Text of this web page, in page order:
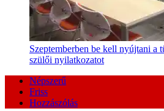
Szeptemberben be kell nyújtani a
szülői nyilatkozatot
Népszerű
Friss
Hozzászólás